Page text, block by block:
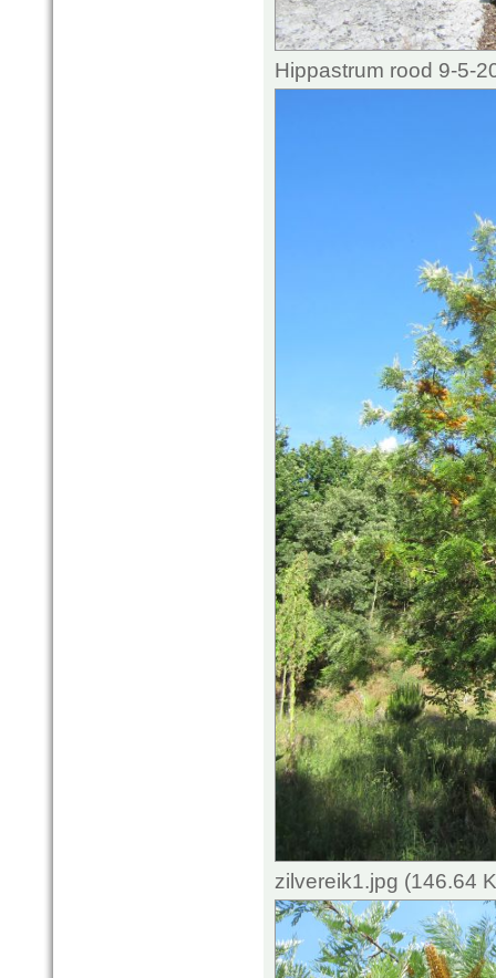
Hippastrum rood 9-5-
zilvereik1.jpg (146.64